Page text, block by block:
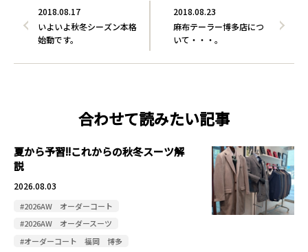
2018.08.23
麻布テーラー博多店につ
いて・・・。
2018.08.17
いよいよ秋冬シーズン本格
始動です。
合わせて読みたい記事
夏から予習!!これからの秋冬スーツ解
説
2026.08.03
#2026AW オーダーコート
#2026AW オーダースーツ
#オーダーコート 福岡 博多